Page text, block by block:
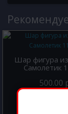
Шар фигура
Самолетик
500.00